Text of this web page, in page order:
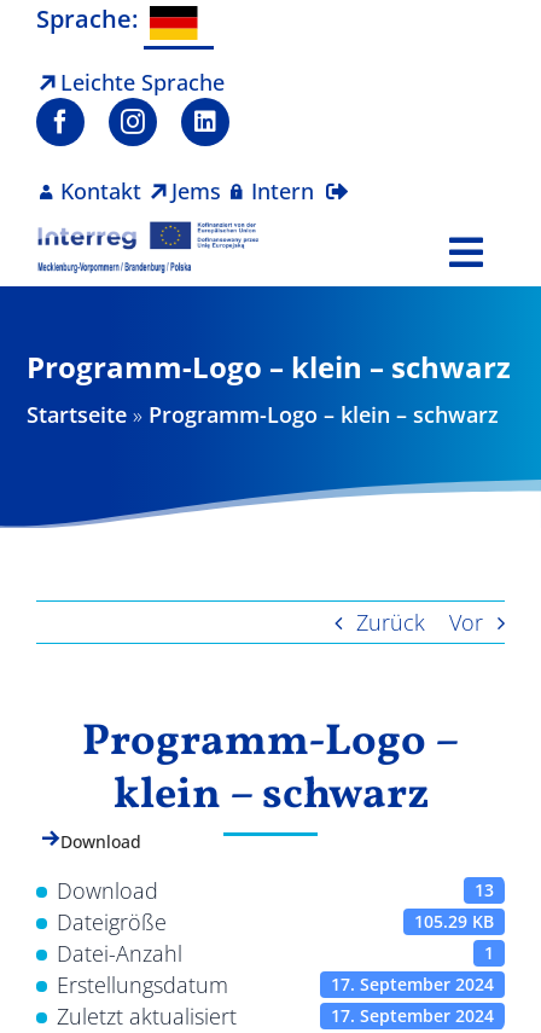
Zum
springen
Sprache:
Leichte Sprache
Kontakt Jems Intern
Projekte
Programm-Logo – klein – schwarz
Startseite » Programm-Logo – klein – schwarz
Zurück Vor
Programm-Logo –
klein – schwarz
Download
Download 13
Dateigröße 105.29 KB
Datei-Anzahl 1
Erstellungsdatum 17. September 2024
Zuletzt aktualisiert 17. September 2024